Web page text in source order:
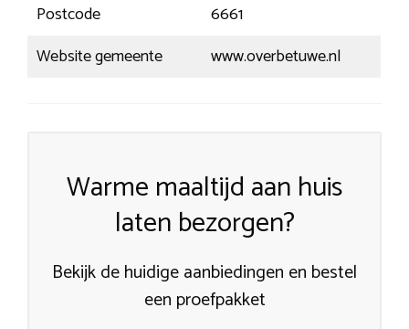
Postcode
6661
Website gemeente
www.overbetuwe.nl
Warme maaltijd aan huis
laten bezorgen?
Bekijk de huidige aanbiedingen en bestel
een proefpakket